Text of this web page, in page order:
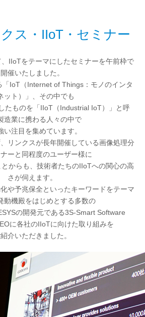
ス・IIoT・セミナー
IIoTをテーマにしたセミナーを午前枠で
開催いたしました。
「IoT（Internet of Things：モノのインタ
ット）」、その中でも
たものを「IIoT（Industrial IoT）」と呼
造業に携わる人々の中で
い注目を集めています。
リンクスが長年開催している画像処理分
ーと同程度のユーザー様に
からも、技術者たちのIIoTへの関心の高
さが伺えます。
や予兆保全といったキーワードをテーマ
動機殿をはじめとする多数の
の開発元である3S-Smart Software
に各社のIIoTに向けた取り組みを
介いただきました。